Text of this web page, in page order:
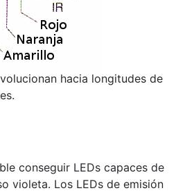
hacia longitudes de
conseguir LEDs capaces de
violeta. Los LEDs de emisión